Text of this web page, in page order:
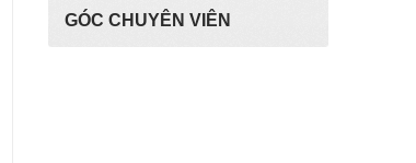
GÓC CHUYÊN VIÊN